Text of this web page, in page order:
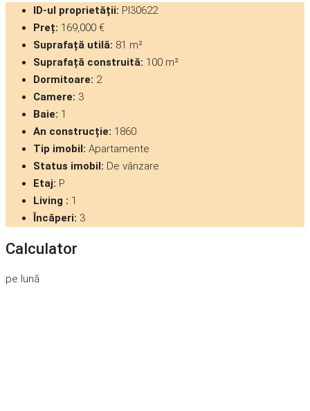
ID-ul proprietății: PI30622
Preț: 169,000 €
Suprafață utilă: 81 m²
Suprafață construită: 100 m²
Dormitoare: 2
Camere: 3
Baie: 1
An construcție: 1860
Tip imobil: Apartamente
Status imobil: De vânzare
Etaj: P
Living : 1
Încăperi: 3
Calculator
pe lună